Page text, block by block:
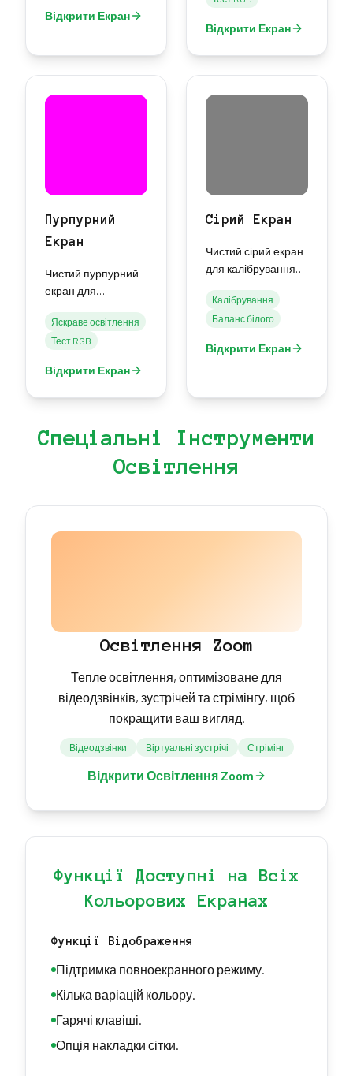
Відкрити Екран
освітлення та
творчих проектів.
Відкрити Екран
Пурпурний
Екран
Чистий пурпурний
екран для
кольору, яскравого
освітлення та
Яскраве освітлення
Тест RGB
Відкрити Екран
Сірий Екран
Чистий сірий екран
для калібрування
білого та
нейтрального
Калібрування
Баланс білого
Відкрити Екран
Спеціальні Інструменти
Освітлення
Освітлення Zoom
Тепле освітлення, оптимізоване для
відеодзвінків, зустрічей та стрімінгу, щоб
покращити ваш вигляд.
Відеодзвінки Віртуальні зустрічі Стрімінг
Відкрити Освітлення Zoom
Функції Доступні на Всіх
Кольорових Екранах
Функції Відображення
Підтримка повноекранного режиму.
Кілька варіацій кольору.
Гарячі клавіші.
Опція накладки сітки.